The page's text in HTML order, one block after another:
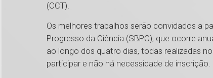
(CCT).
Os melhores trabalhos serão convidados a
Progresso da Ciência (SBPC), que ocorre
ao longo dos quatro dias, todas realizadas
participar e não há necessidade de inscrição.